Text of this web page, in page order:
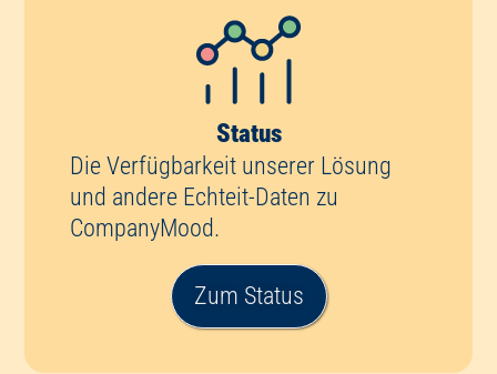
Status
Die Verfügbarkeit unserer Lösung
und andere Echteit-Daten zu
CompanyMood.
Zum Status